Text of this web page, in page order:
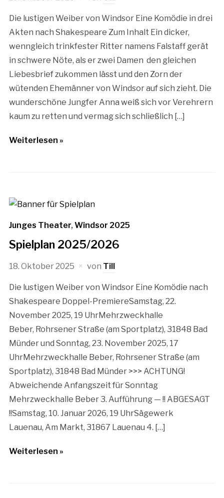
Die lustigen Weiber von Windsor Eine Komödie in drei
Akten nach Shakespeare Zum Inhalt Ein dicker,
wenngleich trinkfester Ritter namens Falstaff gerät
in schwere Nöte, als er zwei Damen den gleichen
Liebesbrief zukommen lässt und den Zorn der
wütenden Ehemänner von Windsor auf sich zieht. Die
wunderschöne Jungfer Anna weiß sich vor Verehrern
kaum zu retten und vermag sich schließlich […]
Weiterlesen »
Junges Theater, Windsor 2025
Spielplan 2025/2026
18. Oktober 2025 von Till
Die lustigen Weiber von Windsor Eine Komödie nach
Shakespeare Doppel-PremiereSamstag, 22.
November 2025, 19 UhrMehrzweckhalle
Beber, Rohrsener Straße (am Sportplatz), 31848 Bad
Münder und Sonntag, 23. November 2025, 17
UhrMehrzweckhalle Beber, Rohrsener Straße (am
Sportplatz), 31848 Bad Münder >>> ACHTUNG!
Abweichende Anfangszeit für Sonntag
Mehrzweckhalle Beber 3. Aufführung — !! ABGESAGT
!!Samstag, 10. Januar 2026, 19 UhrSägewerk
Lauenau, Am Markt, 31867 Lauenau 4. […]
Weiterlesen »